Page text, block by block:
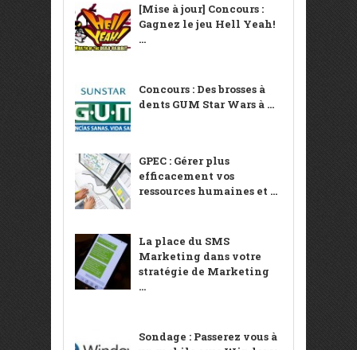
[Mise à jour] Concours :
Gagnez le jeu Hell Yeah!
...
Concours : Des brosses à
dents GUM Star Wars à ...
GPEC : Gérer plus
efficacement vos
ressources humaines et ...
La place du SMS
Marketing dans votre
stratégie de Marketing
...
Sondage : Passerez vous à